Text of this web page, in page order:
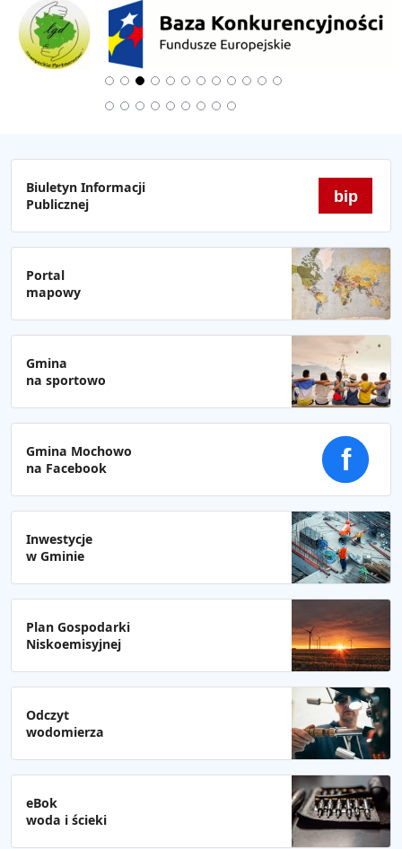
Biuletyn Informacji
Publicznej
bip
Portal
mapowy
Gmina
na sportowo
Gmina Mochowo
na Facebook
f
Inwestycje
w Gminie
Plan Gospodarki
Niskoemisyjnej
Odczyt
wodomierza
eBok
woda i ścieki